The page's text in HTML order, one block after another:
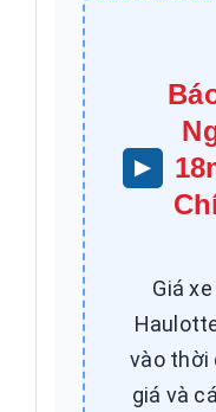
Giá
vào thời
giá và